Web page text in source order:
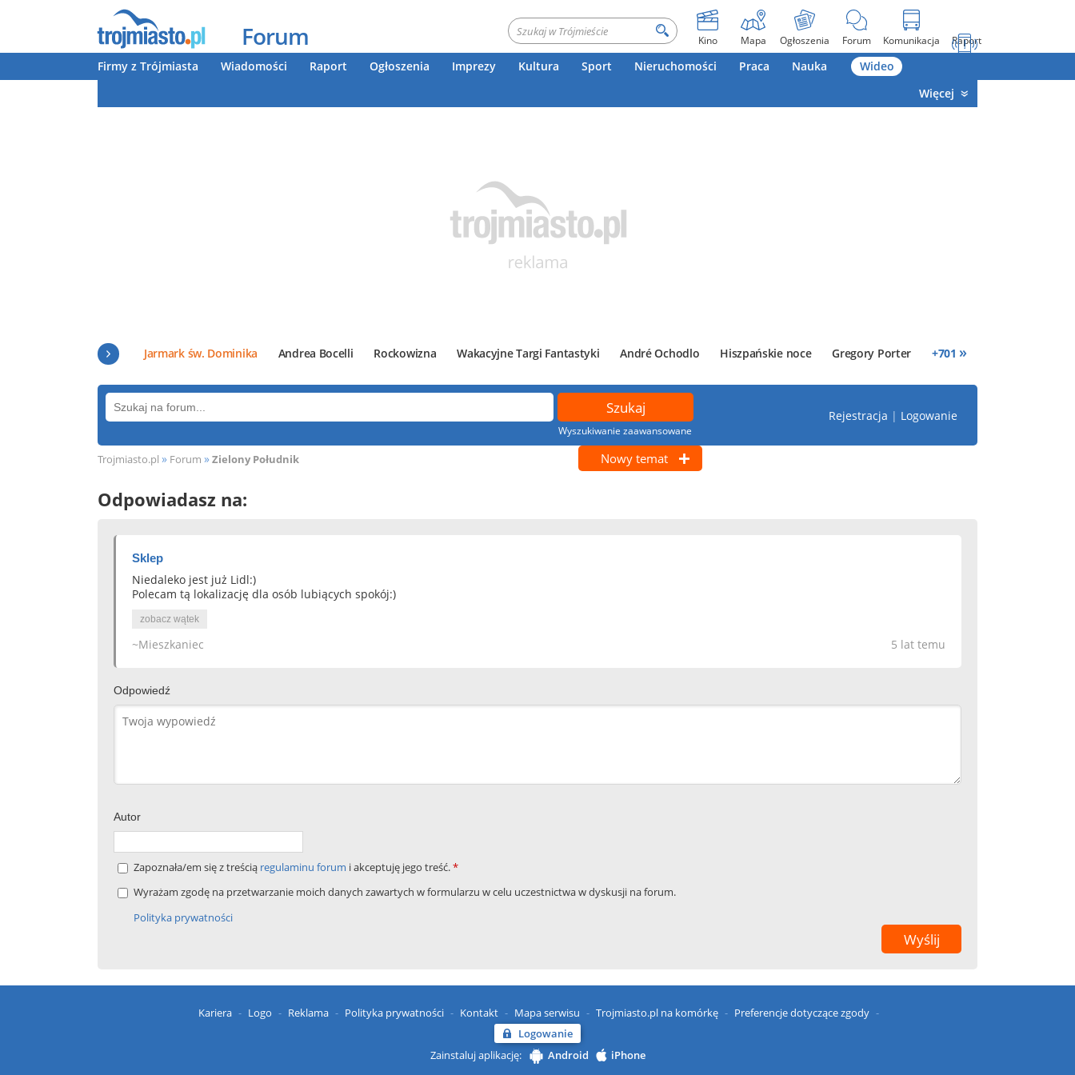
Forum Kino Mapa Ogłoszenia Forum Komunikacja Raport
Firmy z Trójmiasta Wiadomości Raport Ogłoszenia Imprezy Kultura Sport Nieruchomości Praca Nauka
Wideo
Więcej
Jarmark św. Dominika Andrea Bocelli Rockowizna Wakacyjne Targi Fantastyki André Ochodlo Hiszpańskie noce Gregory Porter +701 »
Wyszukiwanie zaawansowane
Rejestracja | Logowanie
Trojmiasto.pl » Forum » Zielony Południk Nowy temat
Odpowiadasz na:
Sklep
Niedaleko jest już Lidl:)
Polecam tą lokalizację dla osób lubiących spokój:)
zobacz wątek
5 lat temu
~Mieszkaniec
Odpowiedź
Autor
Zapoznała/em się z treścią regulaminu forum i akceptuję jego treść.*
Wyrażam zgodę na przetwarzanie moich danych zawartych w formularzu w celu uczestnictwa w dyskusji na forum.
Polityka prywatności
Kariera Logo Reklama Polityka prywatności Kontakt Mapa serwisu Trojmiasto.pl na komórkę
Preferencje dotyczące zgody
Logowanie
Zainstaluj aplikację:
Android
iPhone